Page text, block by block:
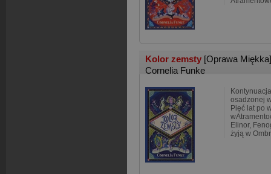
Kolor zemsty [Oprawa Miękka]
Cornelia Funke
osadzonej
Pięć lat po
Elinor,
żyją w